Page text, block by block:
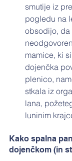
smutije iz
pogledu na
obsodijo, da
mamice, ki
dojenčka
plenico,
stkala iz
lana,
luninim
Kako spalna
dojenčkom (in